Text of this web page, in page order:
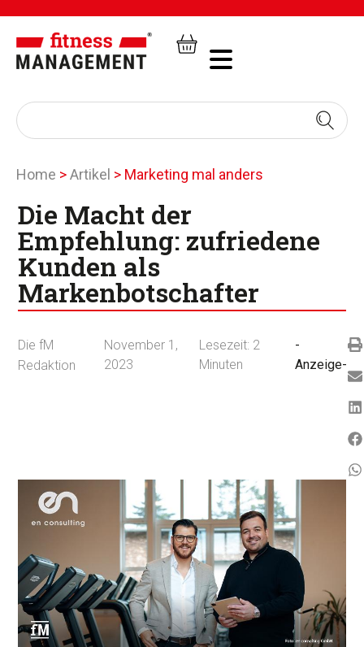
Home >Artikel > Marketing mal anders
Die Macht der
Empfehlung: zufriedene
Kunden als
Markenbotschafter
Die fM
Redaktion
November 1,
2023
Lesezeit: 2
Minuten
-
Anzeige-